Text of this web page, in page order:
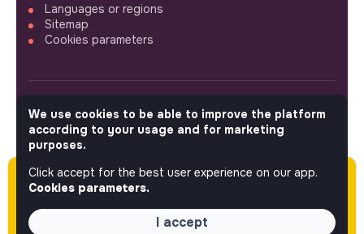
Please note this job was posted over 60 days
ago (05-28-2026) and may or may not have
expired.
Languages or regions
Sitemap
Cookies parameters
FOLLOW US
© 2026 jobs that makesense.
We use cookies to be able to improve the platform
according to your usage and for marketing
purposes.
Click accept for the best user experience on our app.
Cookies parameters.
I accept